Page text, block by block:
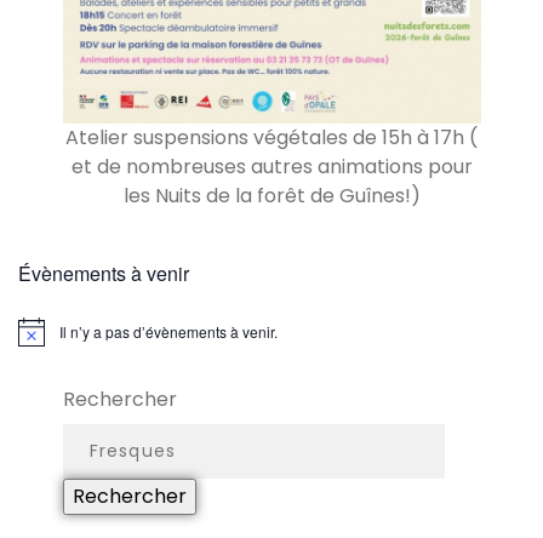
Atelier suspensions végétales de 15h à 17h (
et de nombreuses autres animations pour
les Nuits de la forêt de Guînes!)
Évènements à venir
N
Il n’y a pas d’évènements à venir.
Rechercher
Rechercher